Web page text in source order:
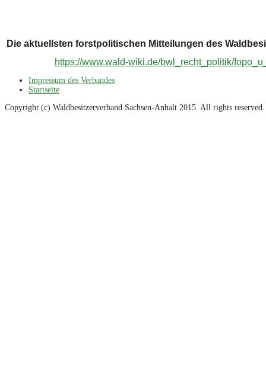
Die aktuellsten forstpolitischen Mitteilungen des
https://www.wald-wiki.de/bwl_recht_politik/
Impressum des Verbandes
Startseite
Copyright (c) Waldbesitzerverband Sachsen-Anhalt 2015. All rights